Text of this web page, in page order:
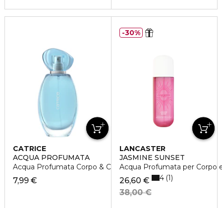
CATRICE
ACQUA PROFUMATA
Acqua Profumata Corpo & Capelli
7,99 €
LANCASTER
JASMINE SUNSET
Acqua Profumata per Corpo
26,60 €
38,00 €
4 1
30%